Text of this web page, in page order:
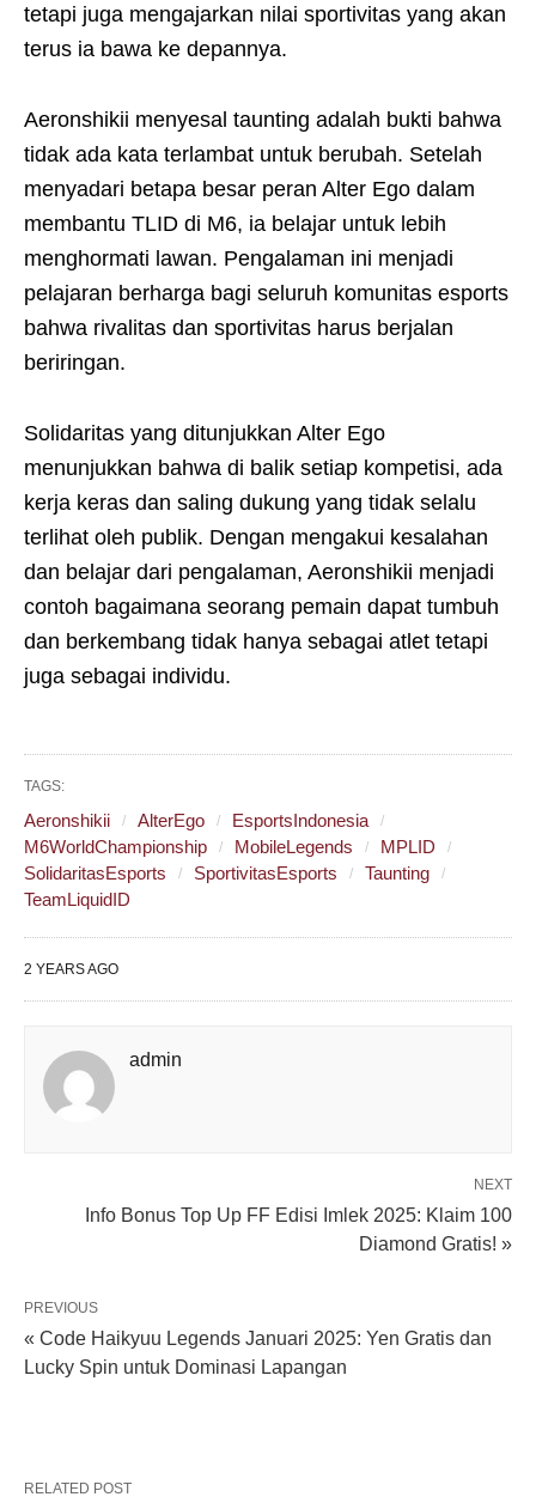
tetapi juga mengajarkan nilai sportivitas yang akan
terus ia bawa ke depannya.
Aeronshikii menyesal taunting adalah bukti bahwa
tidak ada kata terlambat untuk berubah. Setelah
menyadari betapa besar peran Alter Ego dalam
membantu TLID di M6, ia belajar untuk lebih
menghormati lawan. Pengalaman ini menjadi
pelajaran berharga bagi seluruh komunitas esports
bahwa rivalitas dan sportivitas harus berjalan
beriringan.
Solidaritas yang ditunjukkan Alter Ego
menunjukkan bahwa di balik setiap kompetisi, ada
kerja keras dan saling dukung yang tidak selalu
terlihat oleh publik. Dengan mengakui kesalahan
dan belajar dari pengalaman, Aeronshikii menjadi
contoh bagaimana seorang pemain dapat tumbuh
dan berkembang tidak hanya sebagai atlet tetapi
juga sebagai individu.
TAGS:
Aeronshikii AlterEgo
EsportsIndonesia
M6WorldChampionship
MobileLegends
MPLID
SolidaritasEsports
SportivitasEsports
Taunting
TeamLiquidID
2 YEARS AGO
admin
NEXT
Info Bonus Top Up FF Edisi Imlek 2025: Klaim 100
Diamond Gratis! »
PREVIOUS
« Code Haikyuu Legends Januari 2025: Yen Gratis dan
Lucky Spin untuk Dominasi Lapangan
RELATED POST